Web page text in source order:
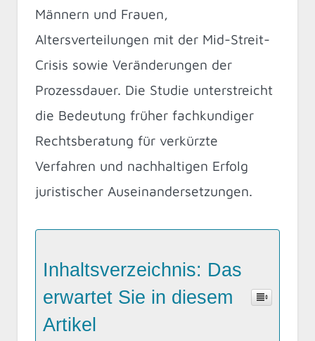
Männern und Frauen,
Altersverteilungen mit der Mid-Streit-
Crisis sowie Veränderungen der
Prozessdauer. Die Studie unterstreicht
die Bedeutung früher fachkundiger
Rechtsberatung für verkürzte
Verfahren und nachhaltigen Erfolg
juristischer Auseinandersetzungen.
Inhaltsverzeichnis: Das
erwartet Sie in diesem
Artikel